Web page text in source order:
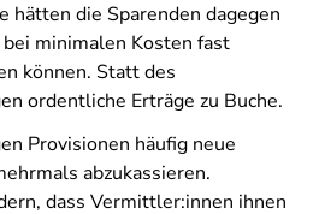
hätten die Sparenden dagegen
minimalen Kosten fast
können. Statt des
ordentliche Erträge zu Buche.
Provisionen häufig neue
abzukassieren.
dass Vermittler:innen ihnen